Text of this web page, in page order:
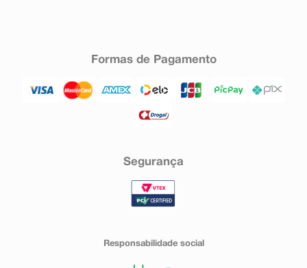
Formas de Pagamento
Segurança
Responsabilidade social